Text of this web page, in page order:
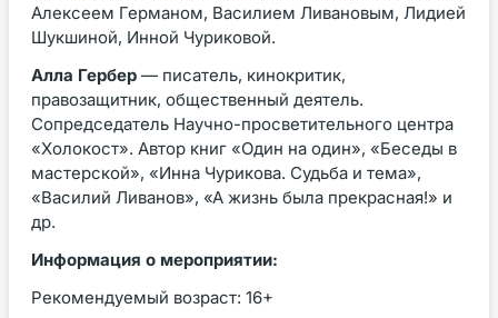
Алексеем Германом, Василием Ливановым, Лидией
Шукшиной, Инной Чуриковой.
Алла Гербер — писатель, кинокритик,
правозащитник, общественный деятель.
Сопредседатель Научно-просветительного центра
«Холокост». Автор книг «Один на один», «Беседы в
мастерской», «Инна Чурикова. Судьба и тема»,
«Василий Ливанов», «А жизнь была прекрасная!» и
др.
Информация о мероприятии:
Рекомендуемый возраст: 16+